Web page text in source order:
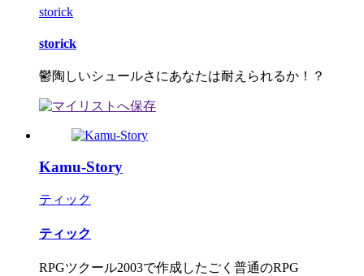
storick
storick
鬱陶しいシュールさにあなたは耐えられるか！？
Kamu-Story
ティック
ティック
RPGツクール2003で作成したごく普通のRPG